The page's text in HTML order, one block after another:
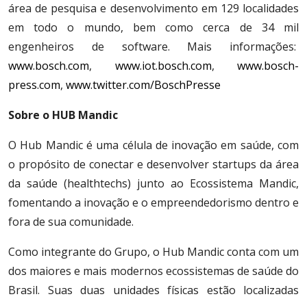
área de pesquisa e desenvolvimento em 129 localidades
em todo o mundo, bem como cerca de 34 mil
engenheiros de software. Mais informações:
www.bosch.com, www.iot.bosch.com, www.bosch-
press.com, www.twitter.com/BoschPresse
Sobre o HUB Mandic
O Hub Mandic é uma célula de inovação em saúde, com
o propósito de conectar e desenvolver startups da área
da saúde (healthtechs) junto ao Ecossistema Mandic,
fomentando a inovação e o empreendedorismo dentro e
fora de sua comunidade.
Como integrante do Grupo, o Hub Mandic conta com um
dos maiores e mais modernos ecossistemas de saúde do
Brasil. Suas duas unidades físicas estão localizadas